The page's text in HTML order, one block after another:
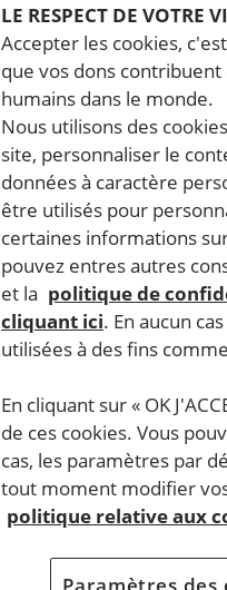
LE RESPECT DE VOTRE
Accepter les cookies,
que vos dons
humains dans le monde.
Nous utilisons des
site, personnaliser le
données à caractère
être utilisés pour
certaines informations
pouvez entres autres
et la politique de
cliquant ici. En aucun
utilisées à des fins
En cliquant sur « OK
de ces cookies. Vous
cas, les paramètres par
tout moment modifier
politique relative aux
Paramètres des